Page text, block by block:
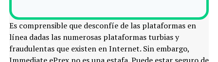
Es comprensible que desconfíe de las plataformas en
línea dadas las numerosas plataformas turbias y
fraudulentas que existen en Internet. Sin embargo,
Immediate ePrex no es una estafa. Puede estar seguro de